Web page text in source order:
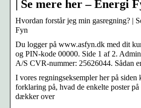
| Se mere her – Energi
Hvordan forstår jeg min gasregning? |
Fyn
Du logger på www.asfyn.dk med dit
og PIN-kode 00000. Side 1 af 2.
A/S CVR-nummer: 25626044. Sådan
I vores regningseksempler her på siden
forklaring på, hvad de enkelte poster
dækker over